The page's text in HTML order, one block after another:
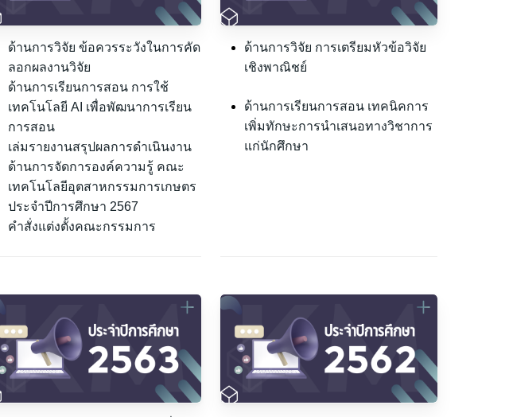
ด้านการวิจัย ข้อควรระวังในการคัด
ลอกผลงานวิจัย
ด้านการเรียนการสอน การใช้
เทคโนโลยี AI เพื่อพัฒนาการเรียน
การสอน
เล่มรายงานสรุปผลการดำเนินงาน
ด้านการจัดการองค์ความรู้ คณะ
เทคโนโลยีอุตสาหกรรมการเกษตร
ประจำปีการศึกษา 2567
คำสั่งแต่งตั้งคณะกรรมการ
ด้านการวิจัย การเตรียมหัวข้อวิจัย
เชิงพาณิชย์
ด้านการเรียนการสอน เทคนิคการ
เพิ่มทักษะการนำเสนอทางวิชาการ
แก่นักศึกษา